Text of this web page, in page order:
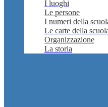
I luoghi
Le persone
I numeri della
Le carte della
Organizzazione
La storia